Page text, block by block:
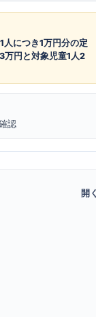
人につき1万円分の定
万円と対象児童1人2
認